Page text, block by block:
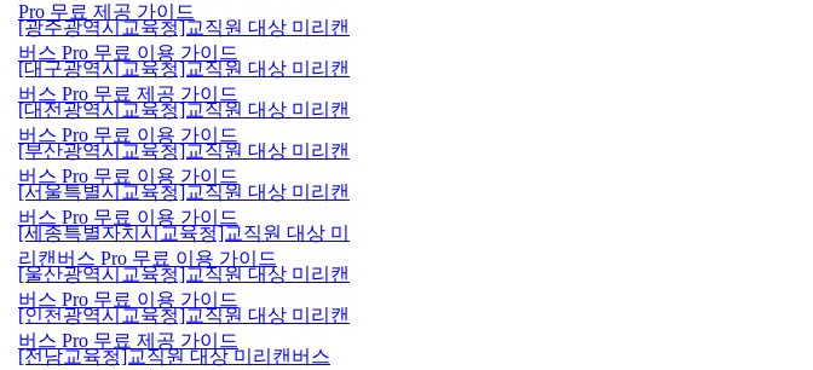
Pro 무료 제공 가이드
[광주광역시교육청]교직원 대상 미리캔
버스 Pro 무료 이용 가이드
[대구광역시교육청]교직원 대상 미리캔
버스 Pro 무료 제공 가이드
[대전광역시교육청]교직원 대상 미리캔
버스 Pro 무료 이용 가이드
[부산광역시교육청]교직원 대상 미리캔
버스 Pro 무료 이용 가이드
[서울특별시교육청]교직원 대상 미리캔
버스 Pro 무료 이용 가이드
[세종특별자치시교육청]교직원 대상 미
리캔버스 Pro 무료 이용 가이드
[울산광역시교육청]교직원 대상 미리캔
버스 Pro 무료 이용 가이드
[인천광역시교육청]교직원 대상 미리캔
버스 Pro 무료 제공 가이드
[전남교육청]교직원 대상 미리캔버스